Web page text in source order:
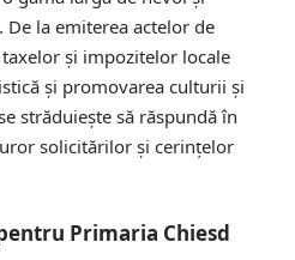
la emiterea actelor de
și impozitelor locale
și promovarea culturii și
străduiește să răspundă în
solicitărilor și cerințelor
Primaria Chiesd